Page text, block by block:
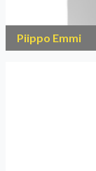
Piippo Emmi